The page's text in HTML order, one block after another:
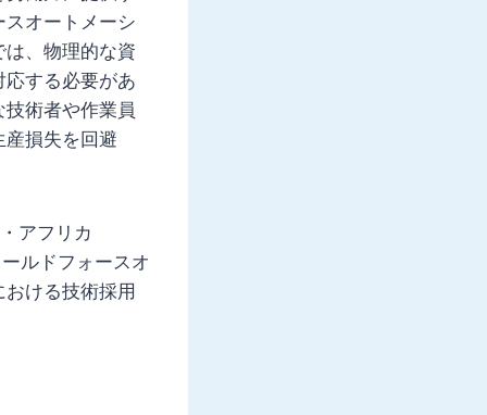
オートメーシ
、物理的な資
する必要があ
術者や作業員
損失を回避
アフリカ
ルドフォースオ
ける技術採用